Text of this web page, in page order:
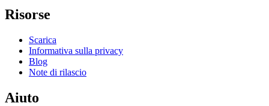
Risorse
Scarica
Informativa sulla privacy
Blog
Note di rilascio
Aiuto